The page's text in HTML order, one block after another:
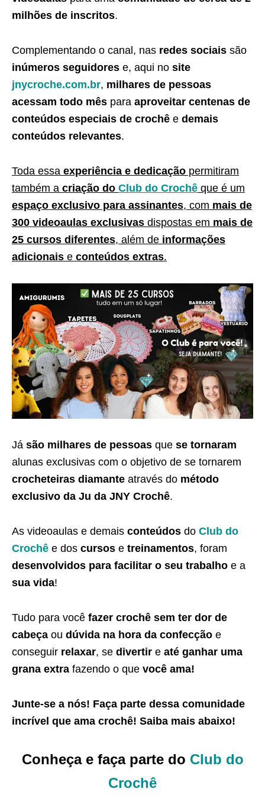
milhões de inscritos.
Complementando o canal, nas redes sociais são
inúmeros seguidores e, aqui no site
jnycroche.com.br, milhares de pessoas
acessam todo mês para aproveitar centenas de
conteúdos especiais de crochê e demais
conteúdos relevantes.
Toda essa experiência e dedicação permitiram
também a criação do Club do Crochê que é um
espaço exclusivo para assinantes, com mais de
300 videoaulas exclusivas dispostas em mais de
25 cursos diferentes, além de informações
adicionais e conteúdos extras.
Já são milhares de pessoas que se tornaram
alunas exclusivas com o objetivo de se tornarem
crocheteiras diamante através do método
exclusivo da Ju da JNY Crochê.
As videoaulas e demais conteúdos do Club do
Crochê e dos cursos e treinamentos, foram
desenvolvidos para facilitar o seu trabalho e a
sua vida!
Tudo para você fazer crochê sem ter dor de
cabeça ou dúvida na hora da confecção e
conseguir relaxar, se divertir e até ganhar uma
grana extra fazendo o que você ama!
Junte-se a nós! Faça parte dessa comunidade
incrível que ama crochê! Saiba mais abaixo!
Conheça e faça parte do Club do
Crochê